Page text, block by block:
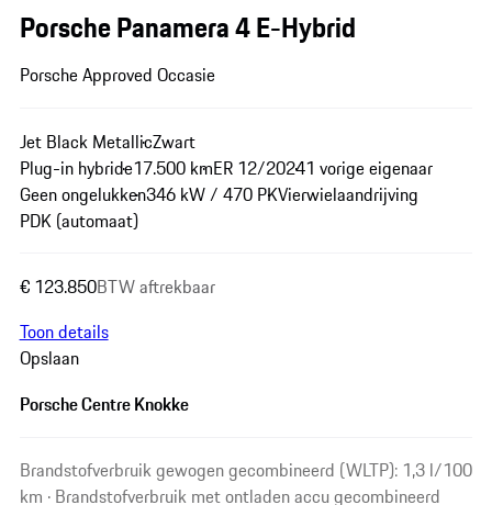
Porsche Panamera 4 E-Hybrid
Porsche Approved Occasie
Jet Black MetallicZwart
Plug-in hybride17.500 kmER 12/20241 vorige eigenaar
Geen ongelukken346 kW / 470 PKVierwielaandrijving
PDK (automaat)
€ 123.850BTW aftrekbaar
Toon details
Opslaan
Porsche Centre Knokke
Brandstofverbruik gewogen gecombineerd (WLTP): 1,3 l/100
km · Brandstofverbruik met ontladen accu gecombineerd